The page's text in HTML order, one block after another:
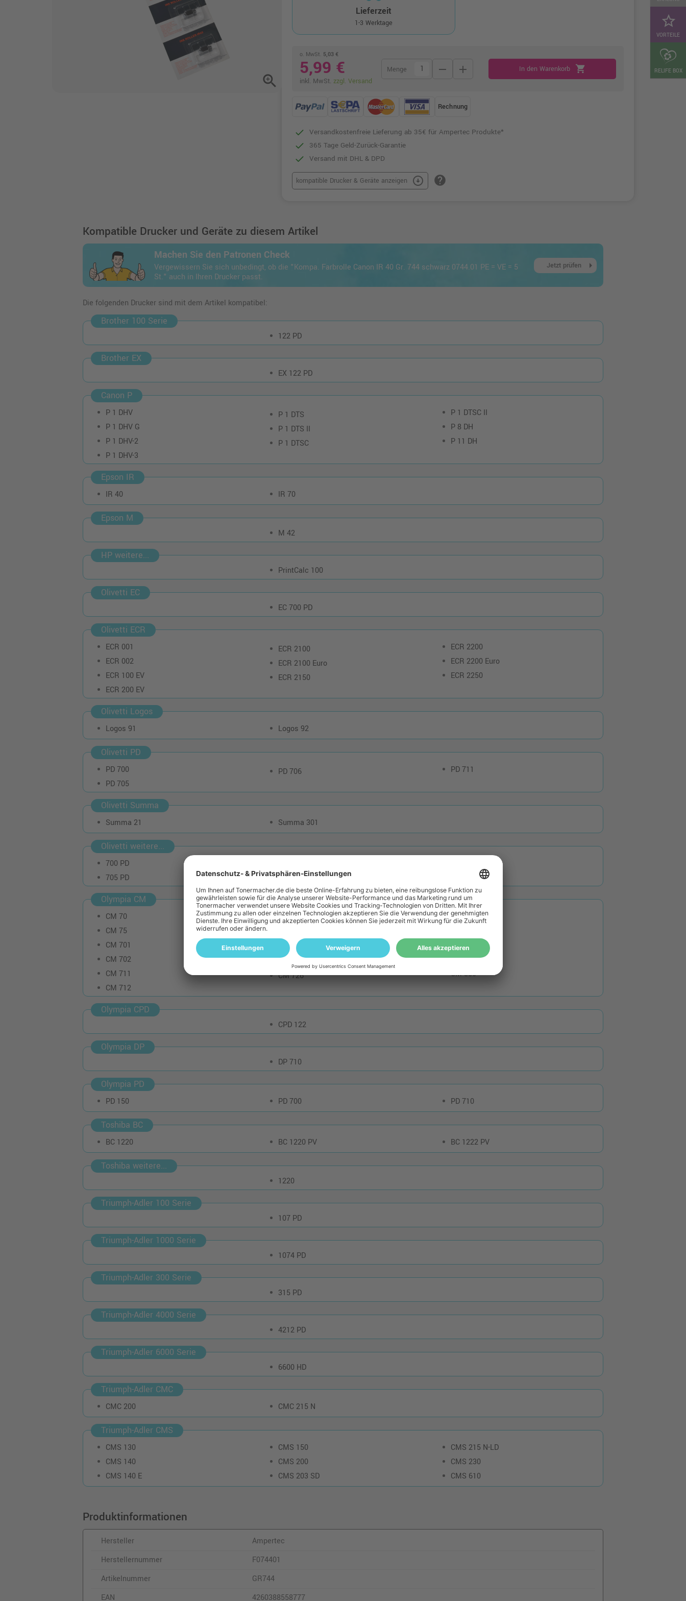
star_border
VORTEILE
RELIFE BOX
zoom_in
Lieferzeit
1-3 Werktage
o. MwSt. 5,03 €
5,99 €
inkl. MwSt. zzgl. Versand
Menge remove add In den Warenkorb shopping_cart
Rechnung
Versandkostenfreie Lieferung ab 35€ für Ampertec Produkte*
365 Tage Geld-Zurück-Garantie
Versand mit DHL & DPD
kompatible Drucker & Geräte anzeigen arrow_circle_down help
Kompatible Drucker und Geräte zu diesem Artikel
Machen Sie den Patronen Check
Vergewissern Sie sich unbedingt, ob die "Kompa. Farbrolle Canon IR 40 Gr. 744 schwarz 0744.01 PE = VE = 5
St." auch in Ihren Drucker passt.
Jetzt prüfen arrow_right
Die folgenden Drucker sind mit dem Artikel kompatibel:
Brother 100 Serie
122 PD
Brother EX
EX 122 PD
Canon P
P 1 DHV
P 1 DHV G
P 1 DHV-2
P 1 DHV-3
P 1 DTS
P 1 DTS II
P 1 DTSC
P 1 DTSC II
P 8 DH
P 11 DH
Epson IR
IR 40 IR 70
Epson M
M 42
HP weitere...
PrintCalc 100
Olivetti EC
EC 700 PD
Olivetti ECR
ECR 001
ECR 002
ECR 100 EV
ECR 200 EV
ECR 2100
ECR 2100 Euro
ECR 2150
ECR 2200
ECR 2200 Euro
ECR 2250
Olivetti Logos
Logos 91 Logos 92
Olivetti PD
PD 700
PD 705
PD 706 PD 711
Olivetti Summa
Summa 21 Summa 301
Olivetti weitere...
700 PD
705 PD
Olympia CM
CM 70
CM 75
CM 701
CM 702
CM 711
CM 712
CM 720
CM 721 Plus
CM 726
CM 726 Plus
CM 761
CM 762
CM 880
Olympia CPD
CPD 122
Olympia DP
DP 710
Olympia PD
PD 150 PD 700 PD 710
Toshiba BC
BC 1220 BC 1220 PV BC 1222 PV
Toshiba weitere...
1220
Triumph-Adler 100 Serie
107 PD
Triumph-Adler 1000 Serie
1074 PD
Triumph-Adler 300 Serie
315 PD
Triumph-Adler 4000 Serie
4212 PD
Triumph-Adler 6000 Serie
6600 HD
Triumph-Adler CMC
CMC 200 CMC 215 N
Triumph-Adler CMS
CMS 130
CMS 140
CMS 140 E
CMS 150
CMS 200
CMS 203 SD
CMS 215 N-LD
CMS 230
CMS 610
Produktinformationen
Hersteller
Ampertec
Herstellernummer
F074401
Artikelnummer
GR744
EAN
4260388558777